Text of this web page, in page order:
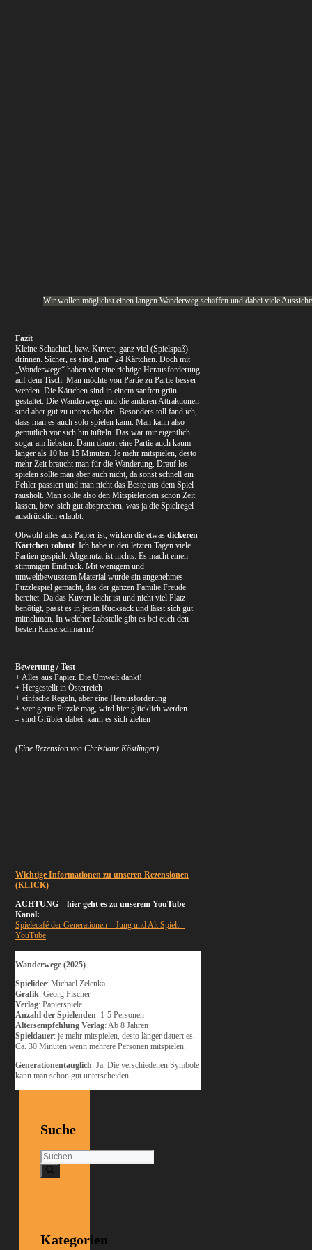
Wir wollen möglichst einen langen Wanderweg schaffen und dabei viele
Fazit
Kleine Schachtel, bzw. Kuvert, ganz viel (Spielspaß)
drinnen. Sicher, es sind „nur“ 24 Kärtchen. Doch mit
„Wanderwege“ haben wir eine richtige Herausforderung
auf dem Tisch. Man möchte von Partie zu Partie besser
werden. Die Kärtchen sind in einem sanften grün
gestaltet. Die Wanderwege und die anderen Attraktionen
sind aber gut zu unterscheiden. Besonders toll fand ich,
dass man es auch solo spielen kann. Man kann also
gemütlich vor sich hin tüfteln. Das war mir eigentlich
sogar am liebsten. Dann dauert eine Partie auch kaum
länger als 10 bis 15 Minuten. Je mehr mitspielen, desto
mehr Zeit braucht man für die Wanderung. Drauf los
spielen sollte man aber auch nicht, da sonst schnell ein
Fehler passiert und man nicht das Beste aus dem Spiel
rausholt. Man sollte also den Mitspielenden schon Zeit
lassen, bzw. sich gut absprechen, was ja die Spielregel
ausdrücklich erlaubt.
Obwohl alles aus Papier ist, wirken die etwasdickeren
Kärtchen robust. Ich habe in den letzten Tagen viele
Partien gespielt. Abgenutzt ist nichts. Es macht einen
stimmigen Eindruck. Mit wenigem und
umweltbewusstem Material wurde ein angenehmes
Puzzlespiel gemacht, das der ganzen Familie Freude
bereitet. Da das Kuvert leicht ist und nicht viel Platz
benötigt, passt es in jeden Rucksack und lässt sich gut
mitnehmen. In welcher Labstelle gibt es bei euch den
besten Kaiserschmarrn?
Bewertung / Test
+ Alles aus Papier. Die Umwelt dankt!
+ Hergestellt in Österreich
+ einfache Regeln, aber eine Herausforderung
+ wer gerne Puzzle mag, wird hier glücklich werden
– sind Grübler dabei, kann es sich ziehen
(Eine Rezension von Christiane Köstlinger)
Wichtige Informationen zu unseren Rezensionen
(KLICK)
ACHTUNG – hier geht es zu unserem YouTube-
Kanal:
Spielecafé der Generationen – Jung und Alt Spielt –
YouTube
Wanderwege (2025)
Spielidee: Michael Zelenka
Grafik: Georg Fischer
Verlag: Papierspiele
Anzahl der Spielenden: 1-5 Personen
Altersempfehlung Verlag: Ab 8 Jahren
Spieldauer: je mehr mitspielen, desto länger dauert es.
Ca. 30 Minuten wenn mehrere Personen mitspielen.
Generationentauglich: Ja. Die verschiedenen Symbole
kann man schon gut unterscheiden.
Suche
Suchen
nach:
Kategorien